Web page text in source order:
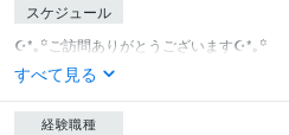
スケジュール
すべて見る
経験職種